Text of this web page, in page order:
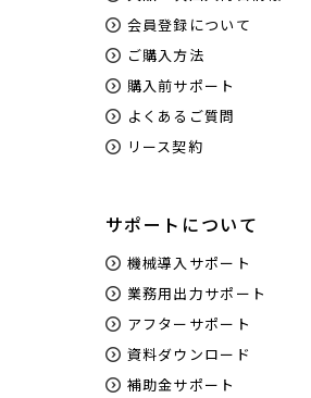
会員登録について
ご購入方法
購入前サポート
よくあるご質問
リース契約
サポートについて
機械導入サポート
業務用出力サポート
アフターサポート
資料ダウンロード
補助金サポート